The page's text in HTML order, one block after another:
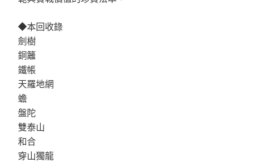
◆本回收錄
劍樹
銅籬
鐵帳
天羅地網
蟾
盤陀
雙泰山
和合
穿山獨龍